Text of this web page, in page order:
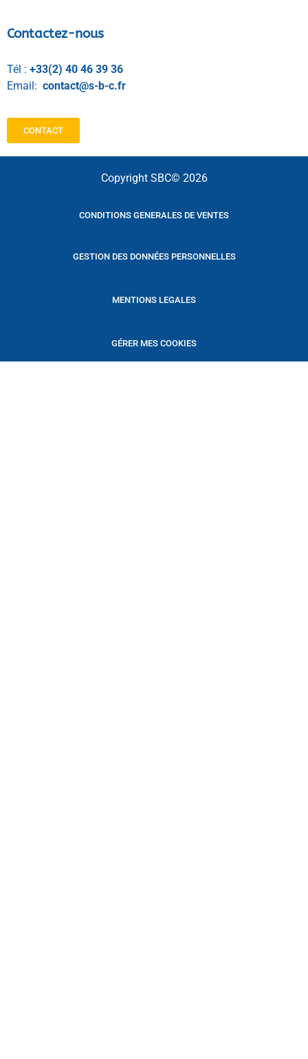
Contactez-nous
Tél : +33(2) 40 46 39 36
Email: contact@s-b-c.fr
CONTACT
Copyright SBC© 2026
CONDITIONS GENERALES DE VENTES
GESTION DES DONNÉES PERSONNELLES
MENTIONS LEGALES
GÉRER MES COOKIES